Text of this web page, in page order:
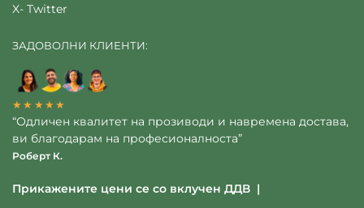
X- Twitter
ЗАДОВОЛНИ КЛИЕНТИ:
★★★★★
“Одличен квалитет на прозиводи и навремена достава,
ви благодарам на професионалноста”
Роберт К.
Прикажените цени се со вклучен ДДВ |